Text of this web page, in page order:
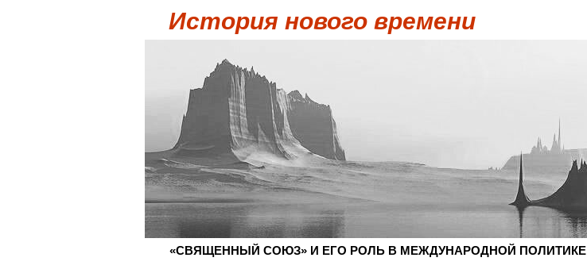
История нового времени
«СВЯЩЕННЫЙ СОЮЗ» И ЕГО РОЛЬ В МЕЖДУНАРОДНОЙ ПОЛИТИКЕ